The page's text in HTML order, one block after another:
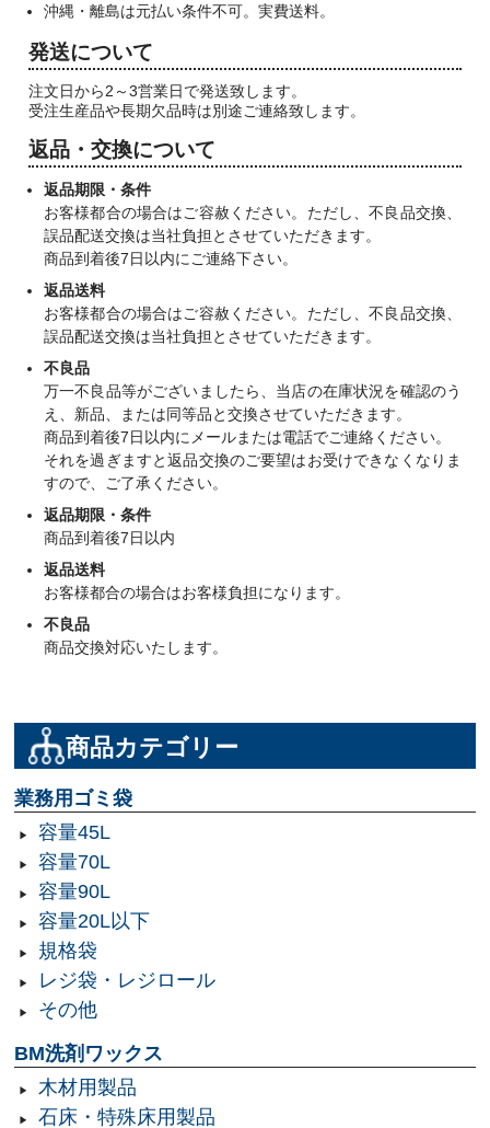
沖縄・離島は元払い条件不可。実費送料。
発送について
注文日から2～3営業日で発送致します。
受注生産品や長期欠品時は別途ご連絡致します。
返品・交換について
返品期限・条件
お客様都合の場合はご容赦ください。ただし、不良品交換、
誤品配送交換は当社負担とさせていただきます。
商品到着後7日以内にご連絡下さい。
返品送料
お客様都合の場合はご容赦ください。ただし、不良品交換、
誤品配送交換は当社負担とさせていただきます。
不良品
万一不良品等がございましたら、当店の在庫状況を確認のう
え、新品、または同等品と交換させていただきます。
商品到着後7日以内にメールまたは電話でご連絡ください。
それを過ぎますと返品交換のご要望はお受けできなくなりま
すので、ご了承ください。
返品期限・条件
商品到着後7日以内
返品送料
お客様都合の場合はお客様負担になります。
不良品
商品交換対応いたします。
商品カテゴリー
業務用ゴミ袋
容量45L
容量70L
容量90L
容量20L以下
規格袋
レジ袋・レジロール
その他
BM洗剤ワックス
木材用製品
石床・特殊床用製品